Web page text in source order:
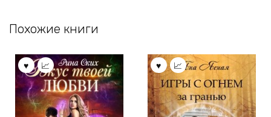
Похожие книги